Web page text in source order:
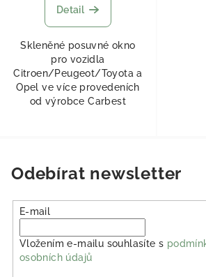
Detail
Skleněné posuvné okno
pro vozidla
Citroen/Peugeot/Toyota a
Opel ve více provedeních
od výrobce Carbest
Odebírat newsletter
E-mail
Vložením e-mailu souhlasíte s
osobních údajů